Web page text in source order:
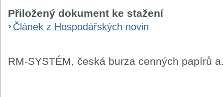
Přiložený dokument ke stažení
Článek z Hospodářských novin
RM-SYSTÉM, česká burza cenných papírů